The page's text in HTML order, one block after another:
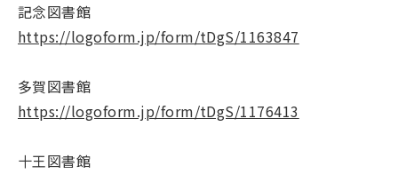
記念図書館
https://logoform.jp/form/tDgS/1163847
多賀図書館
https://logoform.jp/form/tDgS/1176413
十王図書館